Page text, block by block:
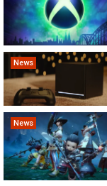
News
News